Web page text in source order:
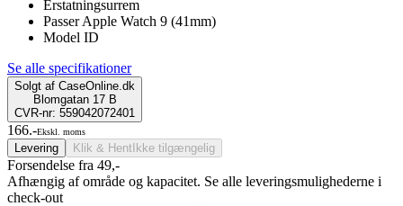
Erstatningsurrem
Passer Apple Watch 9 (41mm)
Model ID
Se alle specifikationer
Solgt af CaseOnline.dk
Blomgatan 17 B
CVR-nr: 559042072401
166.-Ekskl. moms
Levering Klik & Hent Ikke tilgængelig
Forsendelse fra 49,-
Afhængig af område og kapacitet. Se alle leveringsmulighederne i
check-out